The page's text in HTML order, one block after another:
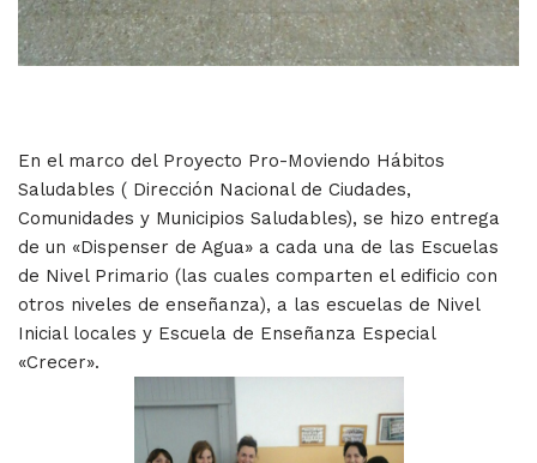
En el marco del Proyecto Pro-Moviendo Hábitos
Saludables ( Dirección Nacional de Ciudades,
Comunidades y Municipios Saludables), se hizo entrega
de un «Dispenser de Agua» a cada una de las Escuelas
de Nivel Primario (las cuales comparten el edificio con
otros niveles de enseñanza), a las escuelas de Nivel
Inicial locales y Escuela de Enseñanza Especial
«Crecer».